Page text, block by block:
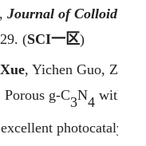
Journal of Colloid and
(SCI一区)
, Yichen Guo,
g-C3N4 with